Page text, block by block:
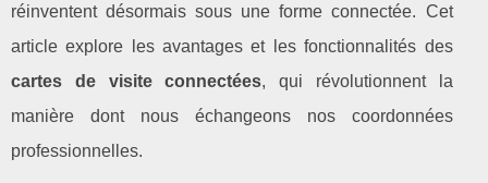
réinventent désormais sous une forme connectée. Cet
article explore les avantages et les fonctionnalités des
cartes de visite connectées, qui révolutionnent la
manière dont nous échangeons nos coordonnées
professionnelles.